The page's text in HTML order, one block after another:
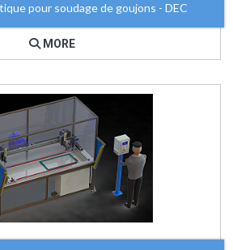
pour soudage de goujons - DEC
MORE